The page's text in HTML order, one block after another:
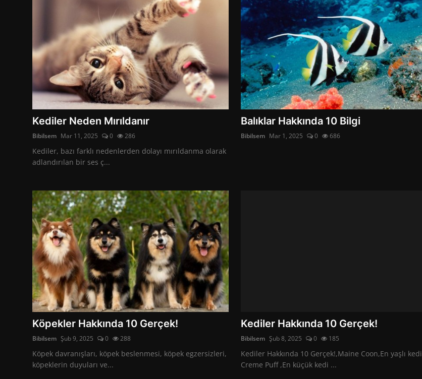
Kediler Neden Mırıldanır
Bibilsem Mar 11, 2025 0 286
Kediler, bazı farklı nedenlerden dolayı mırıldanma olarak
adlandırılan bir ses ç...
Balıklar Hakkında 10 Bilgi
Bibilsem Mar 1, 2025 0 686
Köpekler Hakkında 10 Gerçek!
Bibilsem Şub 9, 2025 0 288
Köpek davranışları, köpek beslenmesi, köpek egzersizleri,
köpeklerin duyuları ve...
Kediler Hakkında 10 Gerçek!
Bibilsem Şub 8, 2025 0 185
Kediler Hakkında 10 Gerçek!,Maine Coon,En yaşlı kedi
Creme Puff ,En küçük kedi ...